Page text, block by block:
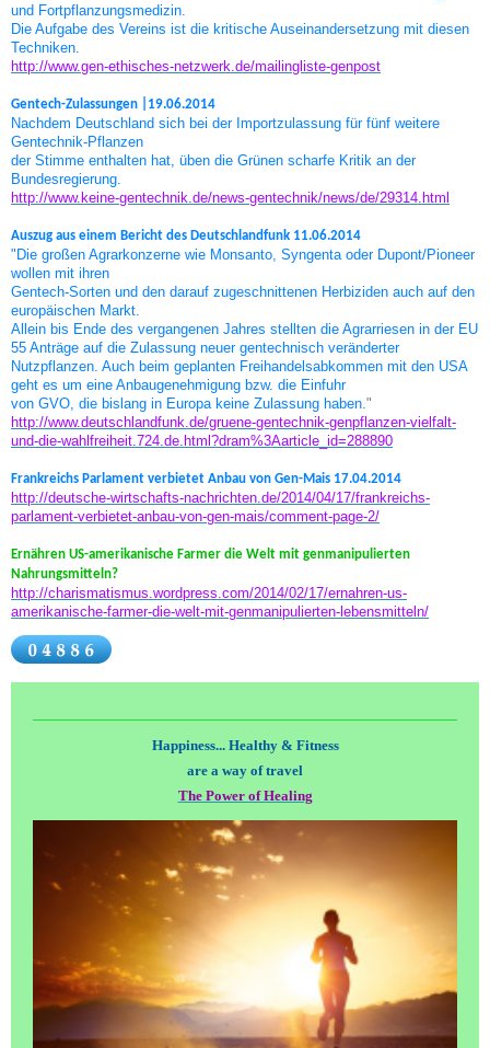
und Fortpflanzungsmedizin.
Die Aufgabe des Vereins ist die kritische Auseinandersetzung mit diesen
Techniken.
http://www.gen-ethisches-netzwerk.de/mailingliste-genpost
Gentech-Zulassungen |19.06.2014
Nachdem Deutschland sich bei der Importzulassung für fünf weitere
Gentechnik-Pflanzen
der Stimme enthalten hat, üben die Grünen scharfe Kritik an der
Bundesregierung.
http://www.keine-gentechnik.de/news-gentechnik/news/de/29314.html
Auszug aus einem Bericht des Deutschlandfunk 11.06.2014
"Die großen Agrarkonzerne wie Monsanto, Syngenta oder Dupont/Pioneer
wollen mit ihren
Gentech-Sorten und den darauf zugeschnittenen Herbiziden auch auf den
europäischen Markt.
Allein bis Ende des vergangenen Jahres stellten die Agrarriesen in der EU
55 Anträge auf die Zulassung neuer gentechnisch veränderter
Nutzpflanzen. Auch beim geplanten Freihandelsabkommen mit den USA
geht es um eine Anbaugenehmigung bzw. die Einfuhr
von GVO, die bislang in Europa keine Zulassung haben."
http://www.deutschlandfunk.de/gruene-gentechnik-genpflanzen-vielfalt-
und-die-wahlfreiheit.724.de.html?dram%3Aarticle_id=288890
Frankreichs Parlament verbietet Anbau von Gen-Mais 17.04.2014
http://deutsche-wirtschafts-nachrichten.de/2014/04/17/frankreichs-
parlament-verbietet-anbau-von-gen-mais/comment-page-2/
Ernähren US-amerikanische Farmer die Welt mit genmanipulierten
Nahrungsmitteln?
http://charismatismus.wordpress.com/2014/02/17/ernahren-us-
amerikanische-farmer-die-welt-mit-genmanipulierten-lebensmitteln/
Happiness... Healthy & Fitness
are a way of travel
The Power of Healing